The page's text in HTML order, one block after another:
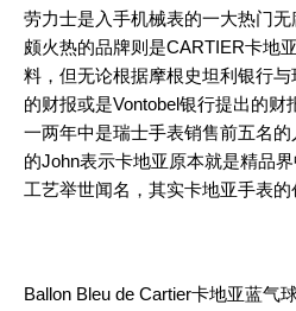
劳力士是入手机械表的一大热门
颇火热的品牌则是CARTIER卡地
料，但无论根据摩根史坦利银行
的财报或是Vontobel银行提出的
一两年中是瑞士手表销售前五名
的John表示卡地亚原本就是精品
工艺举世闻名，其实卡地亚手表的
Ballon Bleu de Cartier卡地亚蓝气